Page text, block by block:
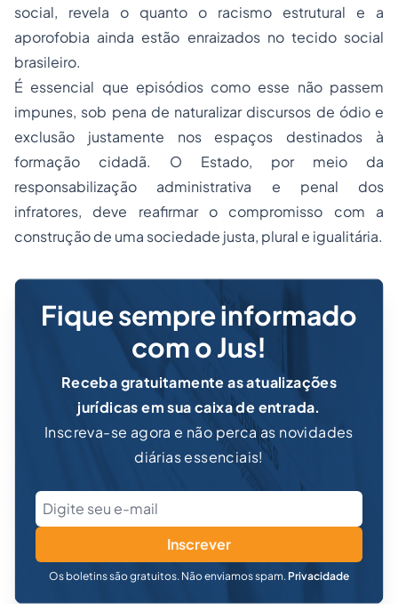
social, revela o quanto o racismo estrutural e a
aporofobia ainda estão enraizados no tecido social
brasileiro.
É essencial que episódios como esse não passem
impunes, sob pena de naturalizar discursos de ódio e
exclusão justamente nos espaços destinados à
formação cidadã. O Estado, por meio da
responsabilização administrativa e penal dos
infratores, deve reafirmar o compromisso com a
construção de uma sociedade justa, plural e igualitária.
Fique sempre informado
com o Jus!
Receba gratuitamente as atualizações
jurídicas em sua caixa de entrada.
Inscreva-se agora e não perca as novidades
diárias essenciais!
Inscrever
Os boletins são gratuitos. Não enviamos spam. Privacidade